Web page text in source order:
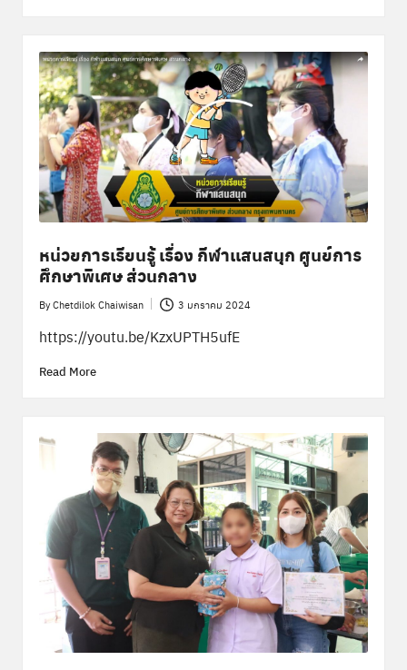
หน่วยการเรียนรู้ เรื่อง กีฬาเเสนสนุก ศูนย์การ
ศึกษาพิเศษ ส่วนกลาง
Posted
by
ByChetdilok Chaiwisan 3 มกราคม 2024
https://youtu.be/KzxUPTH5ufE
Read More